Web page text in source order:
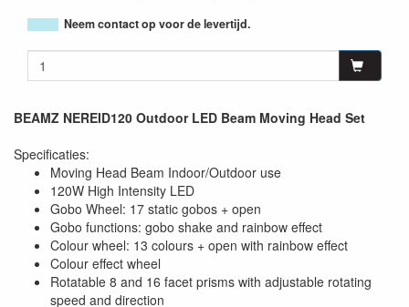
Neem contact op voor de levertijd.
BEAMZ NEREID120 Outdoor LED Beam Moving Head Set
Specificaties:
Moving Head Beam Indoor/Outdoor use
120W High Intensity LED
Gobo Wheel: 17 static gobos + open
Gobo functions: gobo shake and rainbow effect
Colour wheel: 13 colours + open with rainbow effect
Colour effect wheel
Rotatable 8 and 16 facet prisms with adjustable rotating
speed and direction